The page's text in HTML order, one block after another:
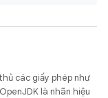
các giấy phép như
là nhãn hiệu